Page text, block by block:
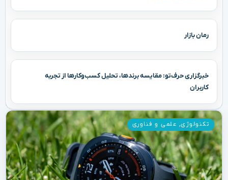
رمان بازار
خبرگزاری حرف‌تو: مقایسه برندها، تحلیل کسب‌وکارها از تجربه
کاربران
تکنولوژی, علمی و فناوری